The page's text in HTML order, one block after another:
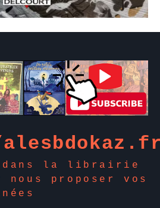
dans la librairie
nous proposer vos